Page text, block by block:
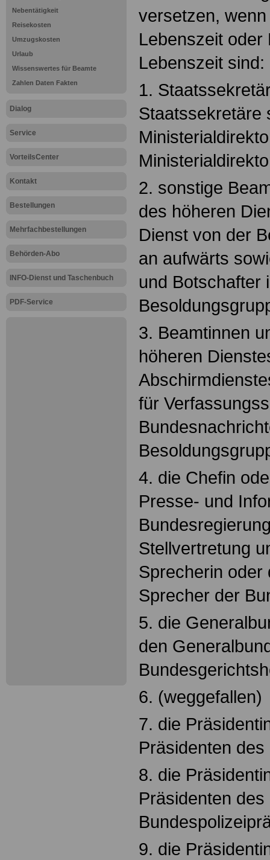
Nebentätigkeit
Reisekosten
Umzugskosten
Urlaub
Wissenswertes für Beamte
Zahlen Daten Fakten
Dialog
Service
VorteilsCenter
Kontakt
Bestellungen
Mehrfachbestellungen
Behörden-Abo
INFO-Dienst und Taschenbuch
PDF-Service
versetzen,
Lebenszeit oder
Lebenszeit sind:
1.
Staatssekretäre
2. sonstige
des höheren
Dienst von der
an aufwärts
und Botschafter
3. Beamtinnen
höheren
für
4. die Chefin
Presse- und
Stellvertretung
Sprecherin oder
Sprecher der
5. die
den
6. (weggefallen)
7. die
Präsidenten
8. die
Präsidenten des
9. die